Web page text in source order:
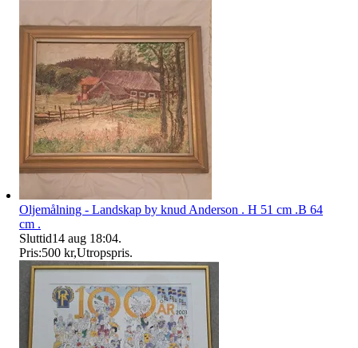
Oljemålning - Landskap by knud Anderson . H 51 cm .B 64
cm .
Sluttid14 aug 18:04.
Pris:500 kr,Utropspris.